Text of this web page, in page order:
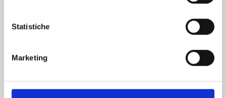
Statistiche
Marketing
€ 5,90